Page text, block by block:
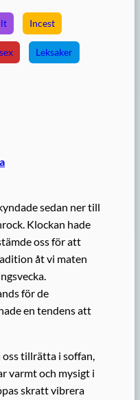
Incest
Leksaker
sedan ner till
Klockan hade
oss för att
åt vi maten
för de
en tendens att
oss tillrätta i soffan,
varmt och mysigt i
skratt vibrera